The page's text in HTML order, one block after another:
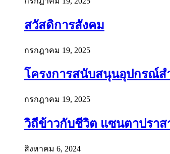
สวัสดิการสังคม
กรกฎาคม 19, 2025
โครงการสนับสนุนอุปกรณ์ส
กรกฎาคม 19, 2025
วิถีข้าวกับชีวิต แซนตาปราส
สิงหาคม 6, 2024